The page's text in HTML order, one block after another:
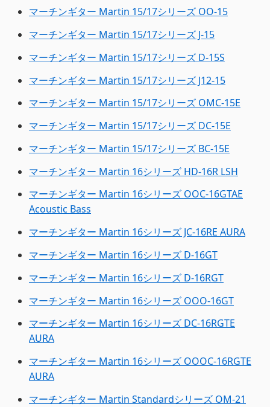
マーチンギター Martin 15/17シリーズ OO-15
マーチンギター Martin 15/17シリーズ J-15
マーチンギター Martin 15/17シリーズ D-15S
マーチンギター Martin 15/17シリーズ J12-15
マーチンギター Martin 15/17シリーズ OMC-15E
マーチンギター Martin 15/17シリーズ DC-15E
マーチンギター Martin 15/17シリーズ BC-15E
マーチンギター Martin 16シリーズ HD-16R LSH
マーチンギター Martin 16シリーズ OOC-16GTAE
Acoustic Bass
マーチンギター Martin 16シリーズ JC-16RE AURA
マーチンギター Martin 16シリーズ D-16GT
マーチンギター Martin 16シリーズ D-16RGT
マーチンギター Martin 16シリーズ OOO-16GT
マーチンギター Martin 16シリーズ DC-16RGTE
AURA
マーチンギター Martin 16シリーズ OOOC-16RGTE
AURA
マーチンギター Martin Standardシリーズ OM-21